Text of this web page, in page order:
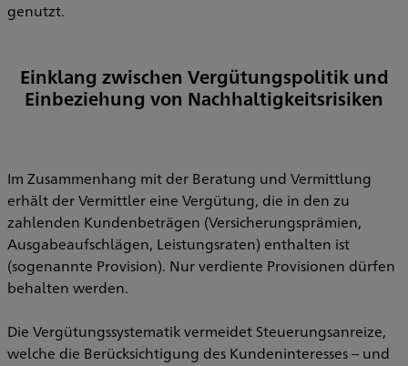
genutzt.
Einklang zwischen Vergütungspolitik und
Einbeziehung von Nachhaltigkeitsrisiken
Im Zusammenhang mit der Beratung und Vermittlung
erhält der Vermittler eine Vergütung, die in den zu
zahlenden Kundenbeträgen (Versicherungsprämien,
Ausgabeaufschlägen, Leistungsraten) enthalten ist
(sogenannte Provision). Nur verdiente Provisionen dürfen
behalten werden.
Die Vergütungssystematik vermeidet Steuerungsanreize,
welche die Berücksichtigung des Kundeninteresses – und